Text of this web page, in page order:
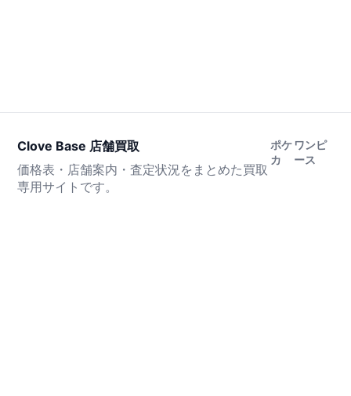
Clove Base 店舗買取
価格表・店舗案内・査定状況をまとめた買取
専用サイトです。
ポケ
カ
ワンピ
ース